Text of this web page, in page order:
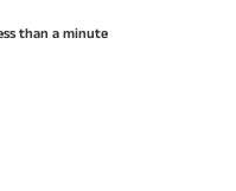
than a minute